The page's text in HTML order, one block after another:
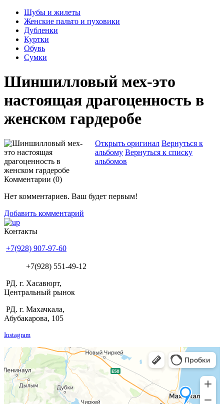
Шубы и жилеты
Женские пальто и пуховики
Дубленки
Куртки
Обувь
Сумки
Шиншилловый мех-это
настоящая драгоценность в
женском гардеробе
Открыть оригинал Вернуться к
альбому Вернуться к списку
альбомов
Комментарии (0)
Нет комментариев. Ваш будет первым!
Добавить комментарий
Контакты
+7(928) 907-97-60
+7(928) 551-49-12
РД. г. Хасавюрт,
Центральный рынок
РД. г. Махачкала,
Абубакарова, 105
Instagram